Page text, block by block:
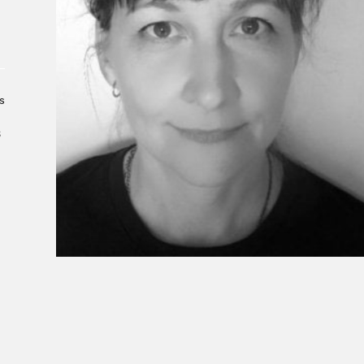
À propos du Salon
Liste des exposant·e·s
Liste des auteur·rice·s